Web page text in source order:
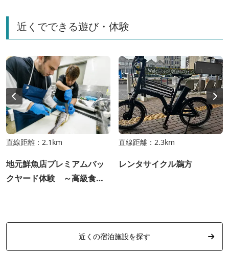
近くでできる遊び・体験
直線距離：2.1km
地元鮮魚店プレミアムバッ
クヤード体験 ～高級食材
直線距離：2.3km
レンタサイクル鵜方
近くの宿泊施設を探す